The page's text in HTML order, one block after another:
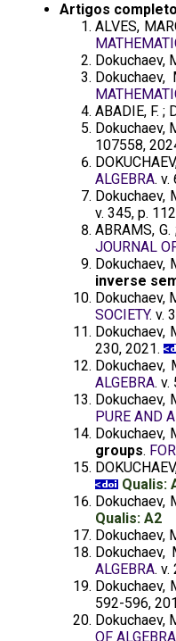
Artigos
ALVES,
Dokuchaev,
Dokuchaev,
ABADIE, F. ;
Dokuchaev,
107558,
ALGEBRA. v.
Dokuchaev,
v. 345, p.
ABRAMS, G.
JOURNAL
Dokuchaev,
inverse
Dokuchaev,
SOCIETY. v.
Dokuchaev,
230, 2021.
Dokuchaev,
ALGEBRA. v.
Dokuchaev,
PURE AND
Dokuchaev,
groups.
Qualis:
Dokuchaev,
Qualis: A2
Dokuchaev,
Dokuchaev,
ALGEBRA. v.
Dokuchaev,
592-596,
Dokuchaev,
OF ALGEBRA